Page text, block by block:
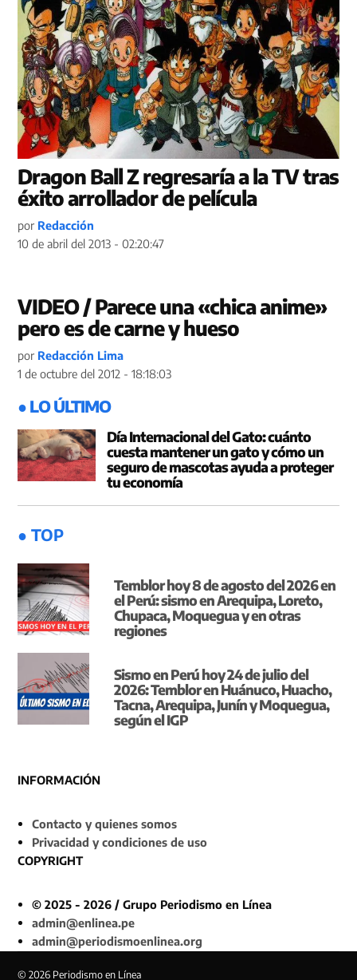
Dragon Ball Z regresaría a la TV tras
éxito arrollador de película
por Redacción
10 de abril del 2013 - 02:20:47
VIDEO / Parece una «chica anime»
pero es de carne y hueso
por Redacción Lima
1 de octubre del 2012 - 18:18:03
● LO ÚLTIMO
Día Internacional del Gato: cuánto
cuesta mantener un gato y cómo un
seguro de mascotas ayuda a proteger
tu economía
● TOP
Temblor hoy 8 de agosto del 2026 en
el Perú: sismo en Arequipa, Loreto,
Chupaca, Moquegua y en otras
regiones
Sismo en Perú hoy 24 de julio del
2026: Temblor en Huánuco, Huacho,
Tacna, Arequipa, Junín y Moquegua,
según el IGP
INFORMACIÓN
Contacto y quienes somos
Privacidad y condiciones de uso
COPYRIGHT
© 2025 - 2026 / Grupo Periodismo en Línea
admin@enlinea.pe
admin@periodismoenlinea.org
© 2026 Periodismo en Línea